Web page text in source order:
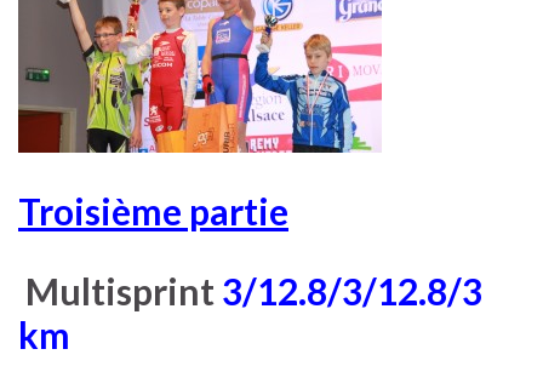
Troisième partie
Multisprint3/12.8/3/12.8/3
km